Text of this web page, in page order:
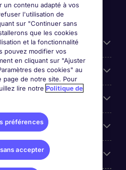
un contenu adapté à vos
l'utilisation de
sur "Continuer sans
que les cookies
et la fonctionnalité
pouvez modifier vos
en cliquant sur "Ajuster
des cookies" au
page de notre site. Pour
lire notre Politique de
préférences
accepter